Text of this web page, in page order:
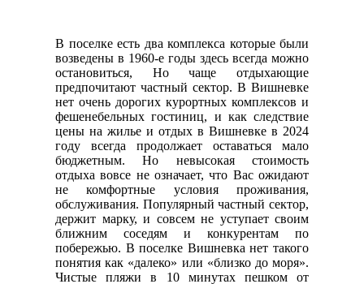
В поселке есть два комплекса которые были
возведены в 1960-е годы здесь всегда можно
остановиться, Но чаще отдыхающие
предпочитают частный сектор. В Вишневке
нет очень дорогих курортных комплексов и
фешенебельных гостиниц, и как следствие
цены на жилье и отдых в Вишневке в 2024
году всегда продолжает оставаться мало
бюджетным. Но невысокая стоимость
отдыха вовсе не означает, что Вас ожидают
не комфортные условия проживания,
обслуживания. Популярный частный сектор,
держит марку, и совсем не уступает своим
ближним соседям и конкурентам по
побережью. В поселке Вишневка нет такого
понятия как «далеко» или «близко до моря».
Чистые пляжи в 10 минутах пешком от